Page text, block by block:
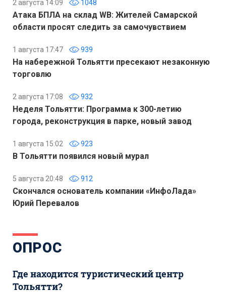
2 августа 14:09 1048
Атака БПЛА на склад WB: Жителей Самарской
области просят следить за самочувствием
1 августа 17:47 939
На набережной Тольятти пресекают незаконную
торговлю
2 августа 17:08 932
Неделя Тольятти: Программа к 300-летию
города, реконструкция в парке, новый завод
1 августа 15:02 923
В Тольятти появился новый мурал
5 августа 20:48 912
Скончался основатель компании «ИнфоЛада»
Юрий Перевалов
ОПРОС
Где находится туристический центр
Тольятти?